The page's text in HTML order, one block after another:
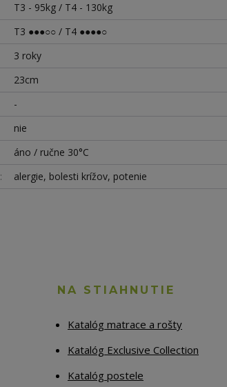
T3 - 95kg / T4 - 130kg
T3 ●●●○○ / T4 ●●●●○
3 roky
23cm
-
nie
áno / ručne 30°C
alergie, bolesti krížov, potenie
NA STIAHNUTIE
Katalóg matrace a rošty
Katalóg Exclusive Collection
Katalóg postele